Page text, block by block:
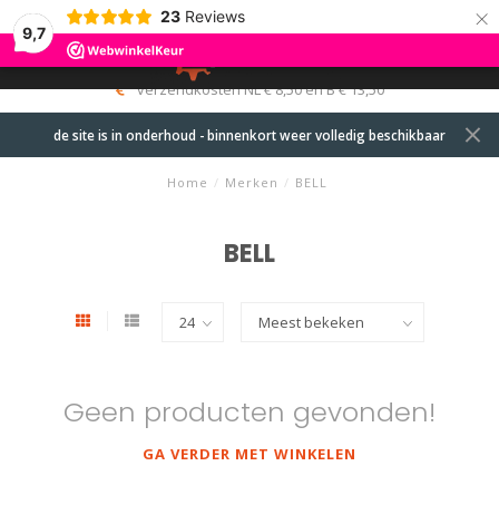
9,7
23 Reviews ×
MENU
0
verzendkosten NL € 8,50 en B € 13,50
de site is in onderhoud - binnenkort weer volledig beschikbaar
Home / Merken / BELL
BELL
Geen producten gevonden!
GA VERDER MET WINKELEN